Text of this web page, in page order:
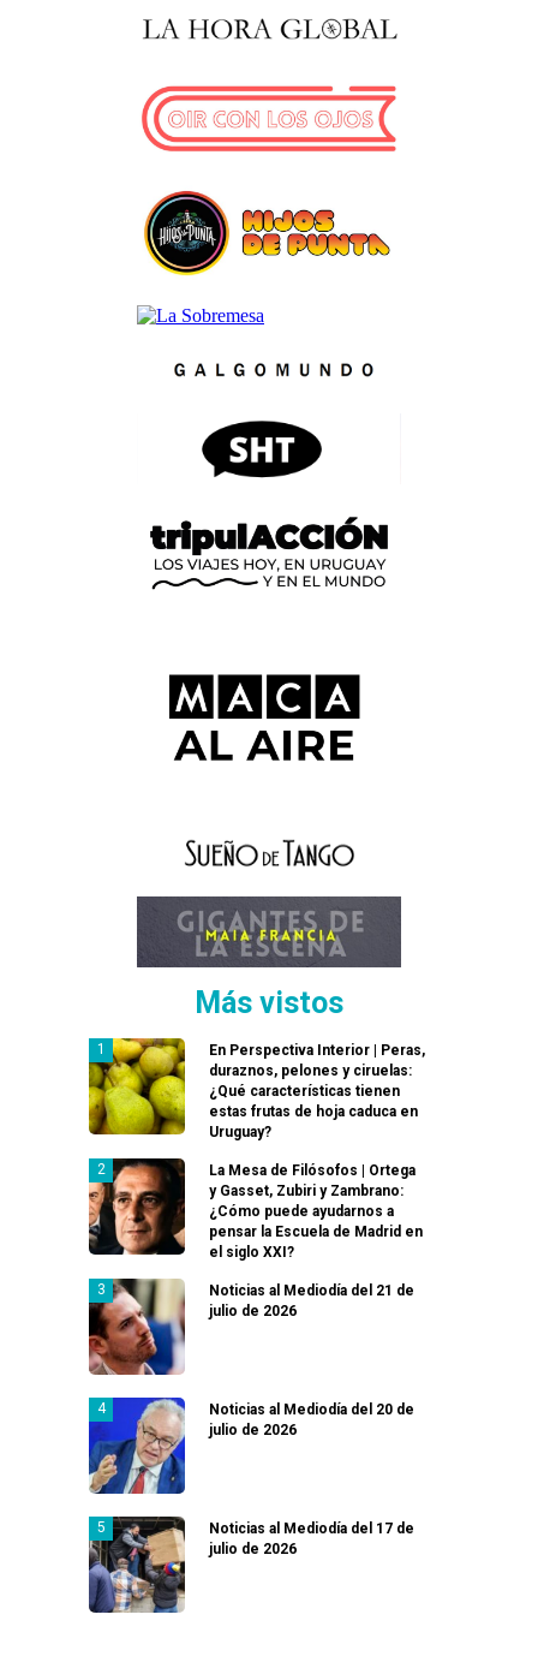
Más vistos
En Perspectiva Interior | Peras,
duraznos, pelones y ciruelas:
¿Qué características tienen
estas frutas de hoja caduca en
Uruguay?
La Mesa de Filósofos | Ortega
y Gasset, Zubiri y Zambrano:
¿Cómo puede ayudarnos a
pensar la Escuela de Madrid en
el siglo XXI?
Noticias al Mediodía del 21 de
julio de 2026
Noticias al Mediodía del 20 de
julio de 2026
Noticias al Mediodía del 17 de
julio de 2026